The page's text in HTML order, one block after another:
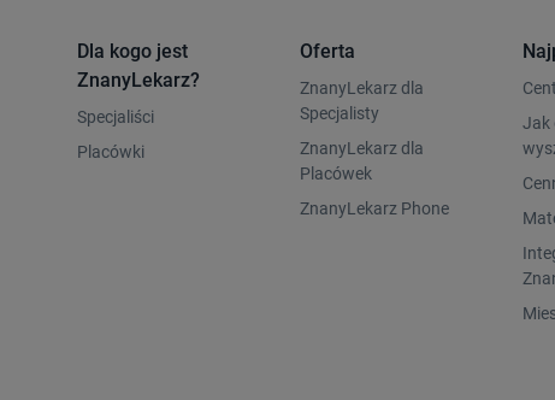
Dla kogo jest
ZnanyLekarz?
Specjaliści
Placówki
Oferta
ZnanyLekarz dla
Specjalisty
ZnanyLekarz dla
Placówek
ZnanyLekarz Phone
Jak